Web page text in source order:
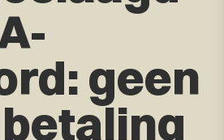
geen